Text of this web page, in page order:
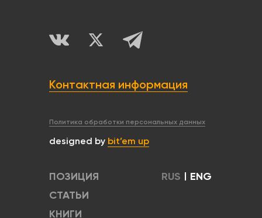
Контактная информация
Политика обработки персональных данных
designed by bit’em up
ПОЗИЦИЯ
СТАТЬИ
КНИГИ
RUS | ENG